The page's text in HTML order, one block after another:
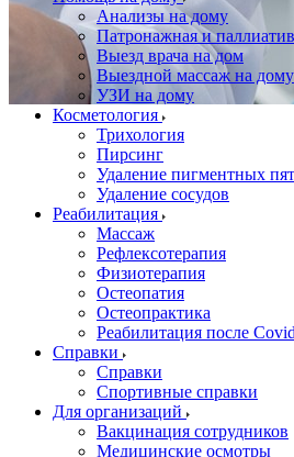
Анализы на дому
Патронажная и
Выезд врача на дом
Выездной массаж на дому
УЗИ на дому
Косметология
Трихология
Пирсинг
Удаление пигментных
Удаление сосудов
Реабилитация
Массаж
Рефлексотерапия
Физиотерапия
Остеопатия
Остеопрактика
Реабилитация после
Справки
Справки
Спортивные справки
Для организаций
Вакцинация сотрудников
Медицинские осмотры